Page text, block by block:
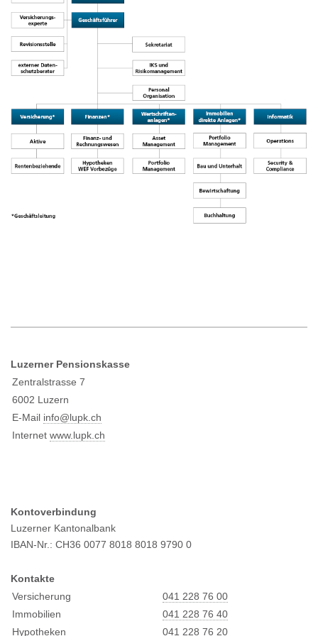
Luzerner Pensionskasse
Zentralstrasse 7
6002 Luzern
E-Mail info@lupk.ch
Internet www.lupk.ch
Kontoverbindung
Luzerner Kantonalbank
IBAN-Nr.: CH36 0077 8018 8018 9790 0
Kontakte
Versicherung
041 228 76 00
Immobilien
041 228 76 40
Hypotheken
041 228 76 20